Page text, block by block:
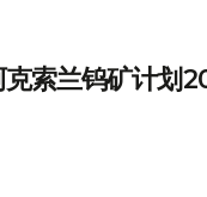
索兰钨矿计划